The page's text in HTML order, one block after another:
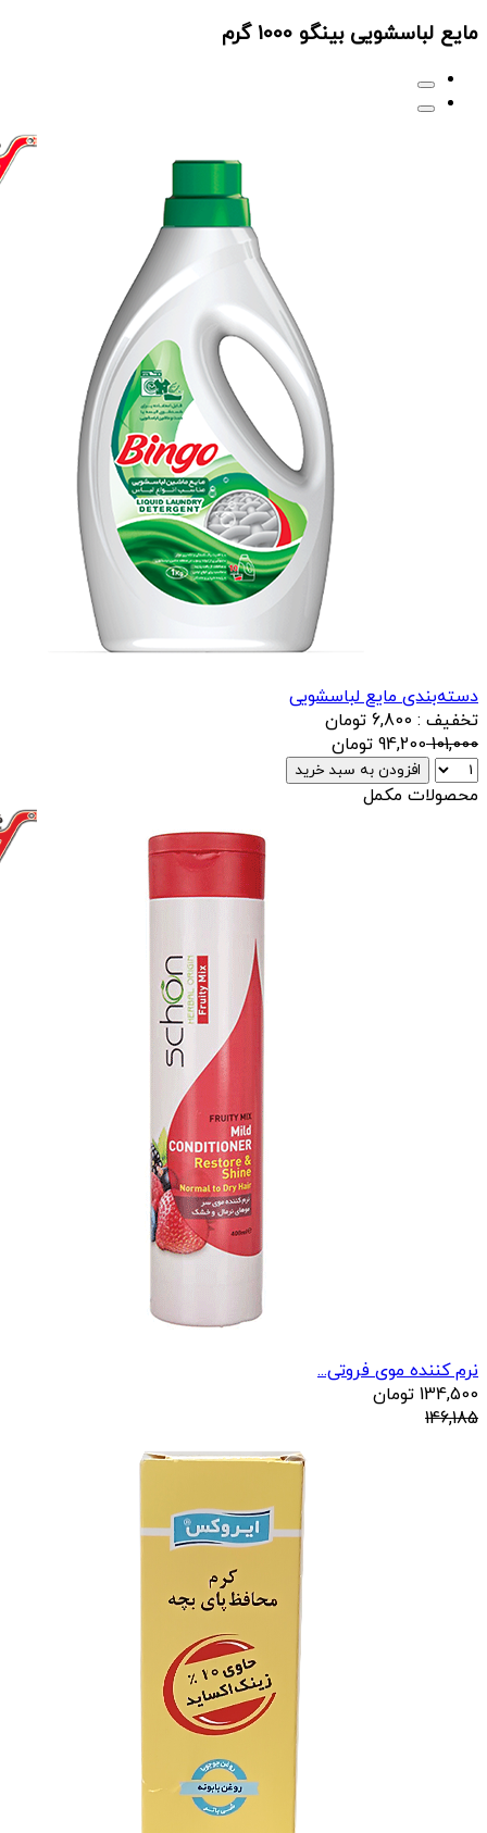
مایع لباسشویی بینگو 1000 گرم
دسته‌بندی مایع لباسشویی
تخفیف : 6,800 تومان
101,000
94,200 تومان
افزودن به سبد خرید
محصولات مکمل
نرم کننده موی فروتی...
134,500 تومان
146,185